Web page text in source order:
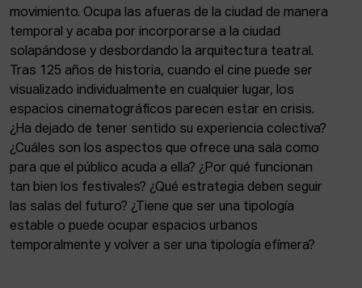
EUS ESP ENG
movimiento. Ocupa las afueras de la ciudad de manera
temporal y acaba por incorporarse a la ciudad
solapándose y desbordando la arquitectura teatral.
Tras 125 años de historia, cuando el cine puede ser
visualizado individualmente en cualquier lugar, los
espacios cinematográficos parecen estar en crisis.
¿Ha dejado de tener sentido su experiencia colectiva?
¿Cuáles son los aspectos que ofrece una sala como
para que el público acuda a ella? ¿Por qué funcionan
tan bien los festivales? ¿Qué estrategia deben seguir
las salas del futuro? ¿Tiene que ser una tipología
estable o puede ocupar espacios urbanos
temporalmente y volver a ser una tipología efímera?